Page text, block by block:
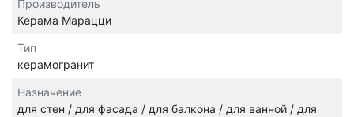
Производитель
Керама Марацци
Тип
керамогранит
Назначение
для стен / для фасада / для балкона / для ванной / для